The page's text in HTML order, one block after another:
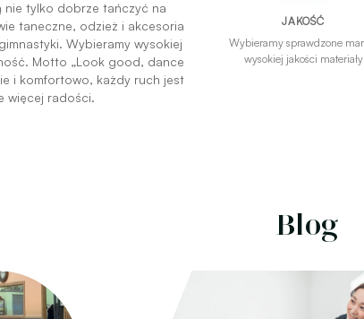
nie tylko dobrze tańczyć na
taneczne, odzież i akcesoria
Wybieramy wysokiej
Motto „Look good, dance
i komfortowo, każdy ruch jest
więcej radości.
JAKOŚĆ
Wybieramy sprawdzone
wysokiej jakości materiały
Blog